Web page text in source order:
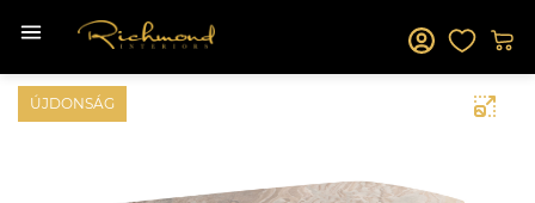
ÚJDONSÁG